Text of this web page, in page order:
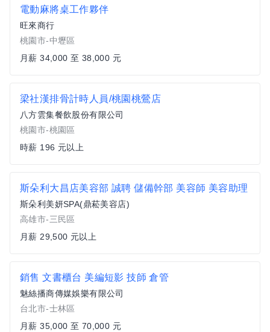
電動麻將桌工作夥伴
旺來商行
桃園市-中壢區
月薪 34,000 至 38,000 元
梁社漢排骨計時人員/桃園桃鶯店
八方雲集餐飲股份有限公司
桃園市-桃園區
時薪 196 元以上
斯朵利大昌店美容部 誠聘 儲備幹部 美容師 美容助理
斯朵利美妍SPA(鼎菘美容店)
高雄市-三民區
月薪 29,500 元以上
銷售 文書櫃台 美編短影 技師 倉管
魅絲播商傳媒娛樂有限公司
台北市-士林區
月薪 35,000 至 70,000 元